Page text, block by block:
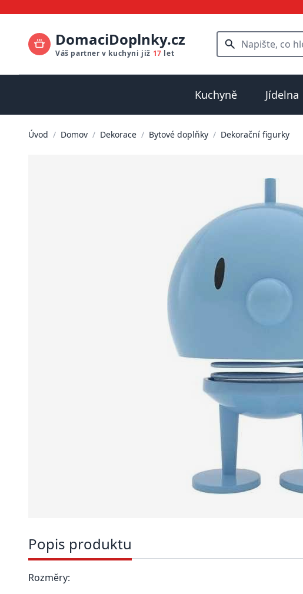
DomaciDoplnky.cz
Váš partner v kuchyni již 17 let
Kuchyně Jídelna
Úvod / Domov / Dekorace / Bytové doplňky / Dekorační figurky
Popis produktu
Rozměry: